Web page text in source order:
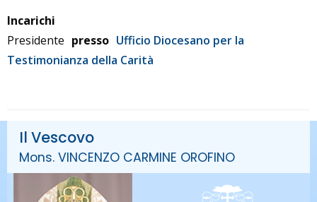
Incarichi
Presidente presso Ufficio Diocesano per la
Testimonianza della Carità
Il Vescovo
Mons. VINCENZO CARMINE OROFINO